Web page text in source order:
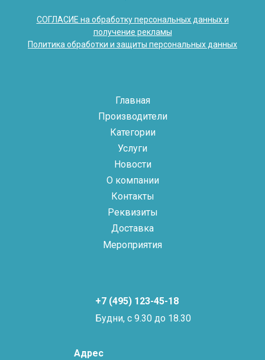
СОГЛАСИЕ на обработку персональных данных и
получение рекламы
Политика обработки и защиты персональных данных
Главная
Производители
Категории
Услуги
Новости
О компании
Контакты
Реквизиты
Доставка
Мероприятия
+7 (495) 123-45-18
Будни, с 9.30 до 18.30
Адрес